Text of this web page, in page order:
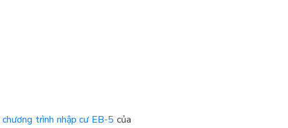
chương trình nhập cư EB-5 của